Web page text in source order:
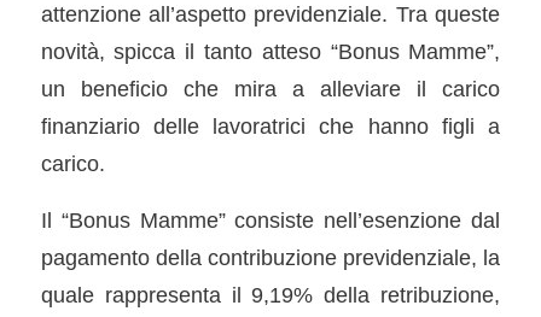
attenzione all’aspetto previdenziale. Tra queste
novità, spicca il tanto atteso “Bonus Mamme”,
un beneficio che mira a alleviare il carico
finanziario delle lavoratrici che hanno figli a
carico.
Il “Bonus Mamme” consiste nell’esenzione dal
pagamento della contribuzione previdenziale, la
quale rappresenta il 9,19% della retribuzione,